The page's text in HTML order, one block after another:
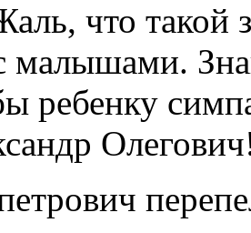
что такой
малышами.
ребенку